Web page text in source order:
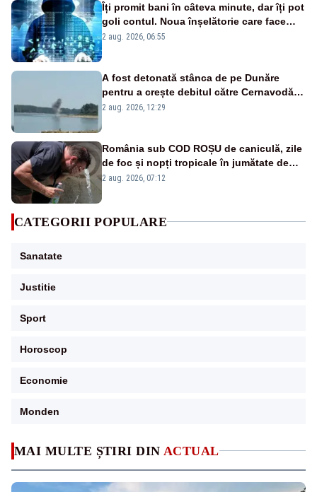
MAI MULTE ȘTIRI DIN ACTUAL
Îți promit bani în câteva minute, dar îți pot
goli contul. Noua înșelătorie care face
victime pe Facebook și WhatsApp
2 aug. 2026, 06:55
A fost detonată stânca de pe Dunăre
pentru a crește debitul către Cernavodă –
VIDEO
2 aug. 2026, 12:29
România sub COD ROȘU de caniculă, zile
de foc și nopți tropicale în jumătate de
țară
2 aug. 2026, 07:12
CATEGORII POPULARE
Sanatate
Justitie
Sport
Horoscop
Economie
Monden